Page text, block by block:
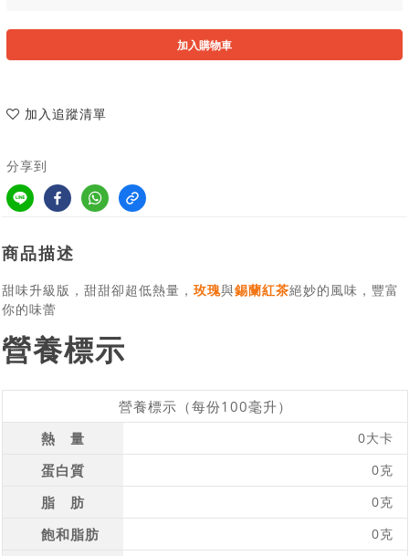
加入購物車
加入追蹤清單
分享到
商品描述
甜味升級版，甜甜卻超低熱量， 玫瑰與錫蘭紅茶絕妙的風味，豐富
你的味蕾
營養標示
營養標示（每份100毫升）
熱 量
0大卡
蛋白質 0克
脂 肪 0克
飽和脂肪 0克